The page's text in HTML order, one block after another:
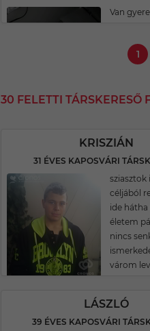
Van
1
30 FELETTI TÁRSKERESŐ
KRISZIÁN
31 ÉVES KAPOSVÁRI
sziasztok
céljából
ide
életem
nincs
várom
LÁSZLÓ
39 ÉVES KAPOSVÁRI